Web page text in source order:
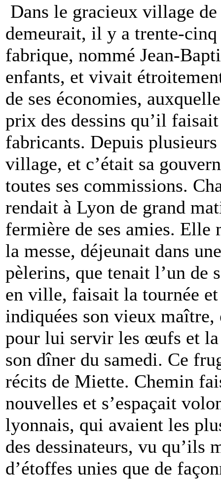
Dans le gracieux village
demeurait, il y a trente-
fabrique, nommé Jean-
enfants, et vivait
de ses économies,
prix des dessins qu’il
fabricants. Depuis
village, et c’était sa
toutes ses commissions.
rendait à Lyon de grand
fermière de ses amies.
la messe, déjeunait dans
pèlerins, que tenait l’un de
en ville, faisait la tournée
indiquées son vieux maître,
pour lui servir les œufs et
son dîner du samedi. Ce
récits de Miette. Chemin
nouvelles et s’espaçait
lyonnais, qui avaient les
des dessinateurs, vu qu’ils
d’étoffes unies que de